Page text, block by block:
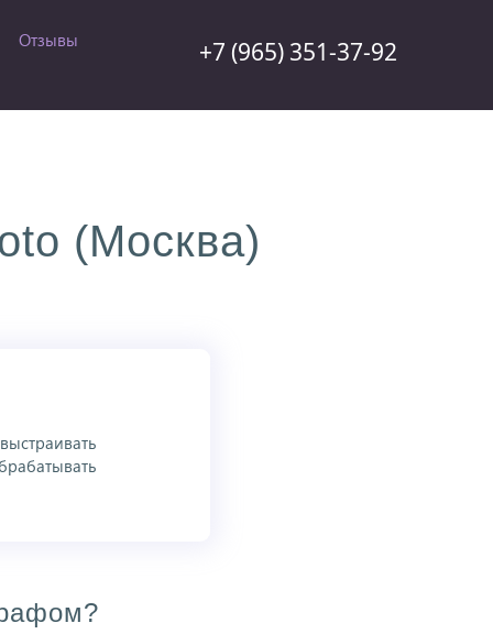
Отзывы
+7 (965) 351-37-92
(Москва)